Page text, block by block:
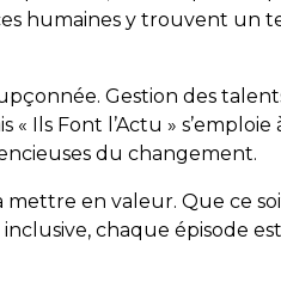
humaines y trouvent un
Gestion des
Ils Font l’Actu »
du changement.
mettre en valeur. Que ce
chaque épisode